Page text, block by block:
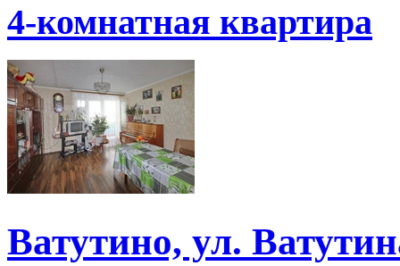
4-комнатная квартира
Ватутино, ул.